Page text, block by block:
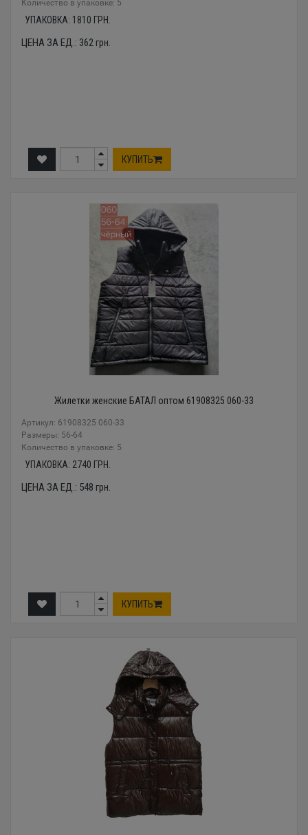
Количество в упаковке: 5
УПАКОВКА: 1810 ГРН.
ЦЕНА ЗА ЕД.: 362грн.
КУПИТЬ
Жилетки женские БАТАЛ оптом 61908325 060-33
Артикул: 61908325 060-33
Размеры: 56-64
Количество в упаковке: 5
УПАКОВКА: 2740 ГРН.
ЦЕНА ЗА ЕД.: 548 грн.
КУПИТЬ